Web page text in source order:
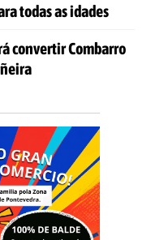
todas as idades
convertir Combarro